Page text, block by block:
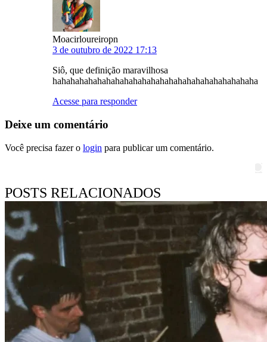
Moacirloureiropn
3 de outubro de 2022 17:13
Siô, que definição maravilhosa
hahahahahahahahahahahahahahahahahahahahahahaha
Acesse para responder
Deixe um comentário
Você precisa fazer o login para publicar um comentário.
POSTS RELACIONADOS